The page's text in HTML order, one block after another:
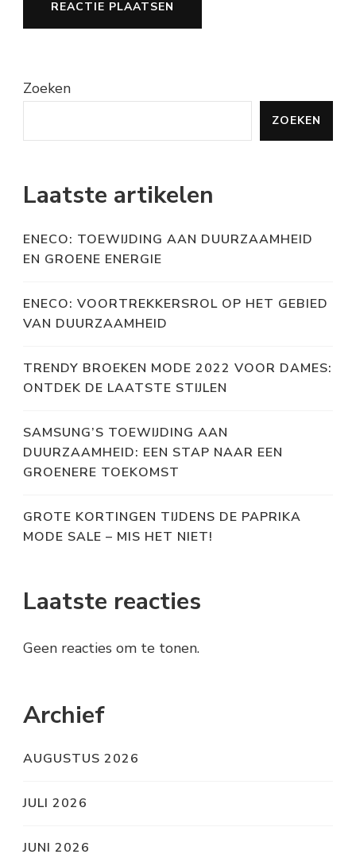
Zoeken
ZOEKEN
Laatste artikelen
ENECO: TOEWIJDING AAN DUURZAAMHEID
EN GROENE ENERGIE
ENECO: VOORTREKKERSROL OP HET GEBIED
VAN DUURZAAMHEID
TRENDY BROEKEN MODE 2022 VOOR DAMES:
ONTDEK DE LAATSTE STIJLEN
SAMSUNG’S TOEWIJDING AAN
DUURZAAMHEID: EEN STAP NAAR EEN
GROENERE TOEKOMST
GROTE KORTINGEN TIJDENS DE PAPRIKA
MODE SALE – MIS HET NIET!
Laatste reacties
Geen reacties om te tonen.
Archief
AUGUSTUS 2026
JULI 2026
JUNI 2026